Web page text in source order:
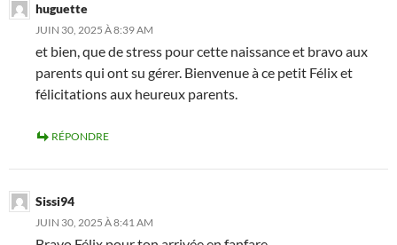
huguette
JUIN 30, 2025 À 8:39 AM
et bien, que de stress pour cette naissance et bravo aux
parents qui ont su gérer. Bienvenue à ce petit Félix et
félicitations aux heureux parents.
RÉPONDRE
Sissi94
JUIN 30, 2025 À 8:41 AM